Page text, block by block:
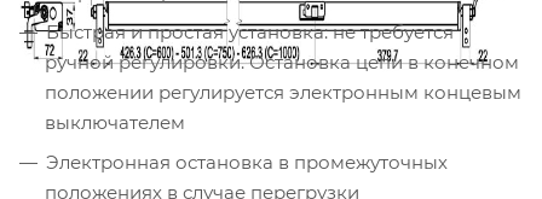
Быстрая и простая установка: не требуется
ручной регулировки. Остановка цепи в конечном
положении регулируется электронным концевым
выключателем
Электронная остановка в промежуточных
положениях в случае перегрузки